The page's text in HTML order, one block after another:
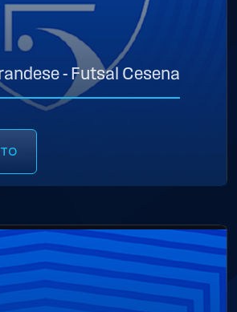
- Futsal Cesena